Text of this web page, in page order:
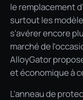
le remplacement
surtout les
s'avérer encore
marché de
AlloyGator
et économique à
L'anneau de